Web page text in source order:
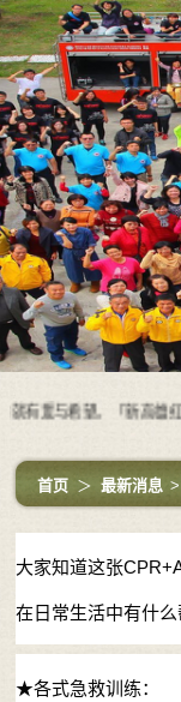
爱与希望。「新高雄红十
首页 ＞ 最新消息
大家知道这张
在日常生活中有什
★各式急救训练：